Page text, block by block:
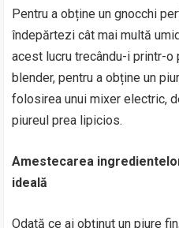
Pentru a obține un gnocchi
îndepărtezi cât mai multă
acest lucru trecându-i printr-
blender, pentru a obține un
folosirea unui mixer electric,
piureul prea lipicios.
Amestecarea
ideală
Odată ce ai obținut un piure